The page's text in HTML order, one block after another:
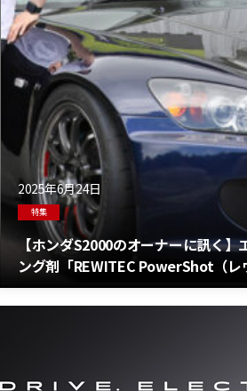
2025年6月24日
特集
【ホンダS2000のオーナーに訊く】
ング剤「REWITEC PowerShot（レ
ョット）」を選ぶ理由 2025〜#6